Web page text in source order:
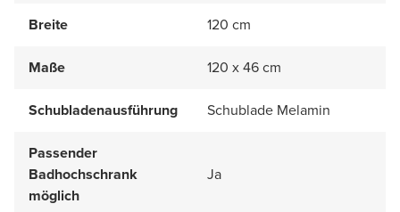
Breite 120 cm
Maße 120 x 46 cm
Schubladenausführung Schublade Melamin
Passender
Badhochschrank
möglich
Ja